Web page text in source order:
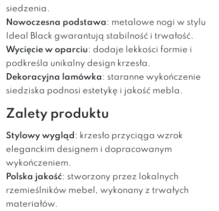
siedzenia.
Nowoczesna podstawa : metalowe nogi w stylu
Ideal Black gwarantują stabilność i trwałość.
Wycięcie w oparciu: dodaje lekkości formie i
podkreśla unikalny design krzesła.
Dekoracyjna lamówka : staranne wykończenie
siedziska podnosi estetykę i jakość mebla.
Zalety produktu
Stylowy wygląd : krzesło przyciąga wzrok
eleganckim designem i dopracowanym
wykończeniem.
Polska jakość: stworzony przez lokalnych
rzemieślników mebel, wykonany z trwałych
materiałów.